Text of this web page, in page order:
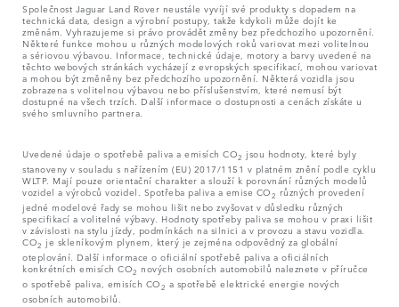
Společnost Jaguar Land Rover neustále vyvíjí své produkty s dopadem na
technická data, design a výrobní postupy, takže kdykoli může dojít ke
změnám. Vyhrazujeme si právo provádět změny bez předchozího upozornění.
Některé funkce mohou u různých modelových roků variovat mezi volitelnou
a sériovou výbavou. Informace, technické údaje, motory a barvy uvedené na
těchto webových stránkách vycházejí z evropských specifikací, mohou variovat
a mohou být změněny bez předchozího upozornění. Některá vozidla jsou
zobrazena s volitelnou výbavou nebo příslušenstvím, které nemusí být
dostupné na všech trzích. Další informace o dostupnosti a cenách získáte u
svého smluvního partnera.
Uvedené údaje o spotřebě paliva a emisích CO2 jsou hodnoty, které byly
stanoveny v souladu s nařízením (EU) 2017/1151 v platném znění podle cyklu
WLTP. Mají pouze orientační charakter a slouží k porovnání různých modelů
vozidel a výrobců vozidel. Spotřeba paliva a emise CO2 různých provedení
jedné modelové řady se mohou lišit nebo zvyšovat v důsledku různých
specifikací a volitelné výbavy. Hodnoty spotřeby paliva se mohou v praxi lišit
v závislosti na stylu jízdy, podmínkách na silnici a v provozu a stavu vozidla.
CO2 je skleníkovým plynem, který je zejména odpovědný za globální
oteplování. Další informace o oficiální spotřebě paliva a oficiálních
konkrétních emisích CO2 nových osobních automobilů naleznete v příručce
o spotřebě paliva, emisích CO2 a spotřebě elektrické energie nových
osobních automobilů.